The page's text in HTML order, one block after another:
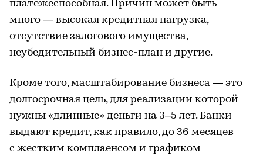
платежеспособная. Причин может быть
много — высокая кредитная нагрузка,
отсутствие залогового имущества,
неубедительный бизнес-план и другие.
Кроме того, масштабирование бизнеса — это
долгосрочная цель, для реализации которой
нужны «длинные» деньги на 3–5 лет. Банки
выдают кредит, как правило, до 36 месяцев
с жестким комплаенсом и графиком